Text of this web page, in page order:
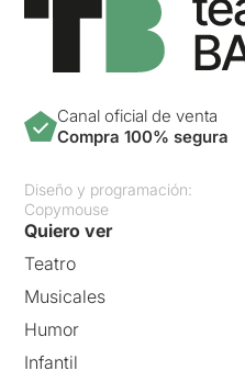
Canal oficial de venta
Compra 100% segura
Diseño y programación:
Copymouse
Quiero ver
Teatro
Musicales
Humor
Infantil